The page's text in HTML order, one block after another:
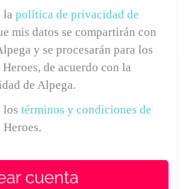
la política de privacidad de
mis datos se compartirán con
y se procesarán para los
de acuerdo con la
de Alpega.
los términos y condiciones de
Heroes.
cuenta